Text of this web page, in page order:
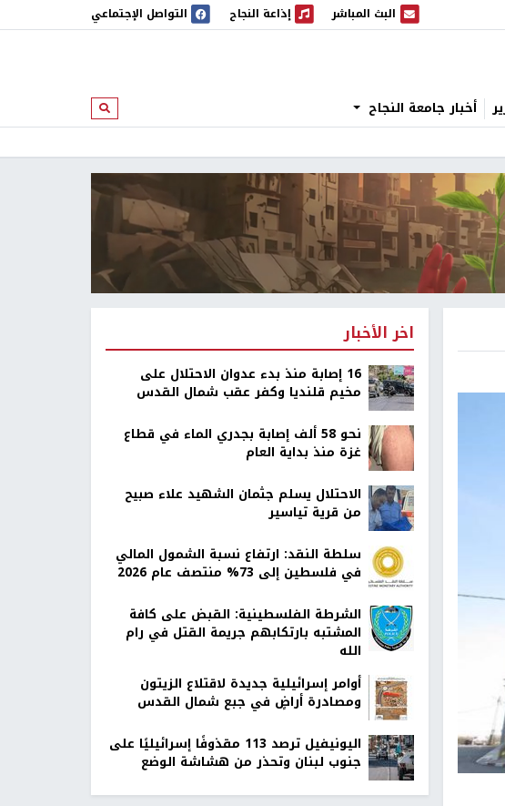
البث المباشر
البث المباشر إذاعة النجاح
إذاعة النجاح التواصل الإجتماعي
أخبار جامعة النجاح ابحث
اخر الأخبار
16 إصابة منذ بدء عدوان الاحتلال على
مخيم قلنديا وكفر عقب شمال القدس
نحو 58 ألف إصابة بجدري الماء في قطاع
غزة منذ بداية العام
الاحتلال يسلم جثمان الشهيد علاء صبيح
من قرية تياسير
سلطة النقد: ارتفاع نسبة الشمول المالي
في فلسطين إلى 73% منتصف عام 2026
الشرطة الفلسطينية: القبض على كافة
المشتبه بارتكابهم جريمة القتل في رام
الله
أوامر إسرائيلية جديدة لاقتلاع الزيتون
ومصادرة أراضٍ في جبع شمال القدس
اليونيفيل ترصد 113 مقذوفًا إسرائيليًا على
جنوب لبنان وتحذر من هشاشة الوضع